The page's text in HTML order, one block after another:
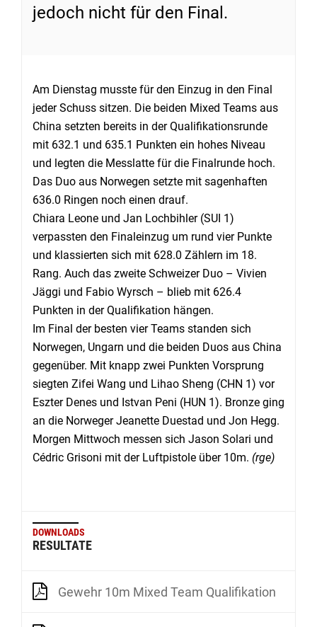
jedoch nicht für den Final.
Am Dienstag musste für den Einzug in den Final
jeder Schuss sitzen. Die beiden Mixed Teams aus
China setzten bereits in der Qualifikationsrunde
mit 632.1 und 635.1 Punkten ein hohes Niveau
und legten die Messlatte für die Finalrunde hoch.
Das Duo aus Norwegen setzte mit sagenhaften
636.0 Ringen noch einen drauf.
Chiara Leone und Jan Lochbihler (SUI 1)
verpassten den Finaleinzug um rund vier Punkte
und klassierten sich mit 628.0 Zählern im 18.
Rang. Auch das zweite Schweizer Duo – Vivien
Jäggi und Fabio Wyrsch – blieb mit 626.4
Punkten in der Qualifikation hängen.
Im Final der besten vier Teams standen sich
Norwegen, Ungarn und die beiden Duos aus China
gegenüber. Mit knapp zwei Punkten Vorsprung
siegten Zifei Wang und Lihao Sheng (CHN 1) vor
Eszter Denes und Istvan Peni (HUN 1). Bronze ging
an die Norweger Jeanette Duestad und Jon Hegg.
Morgen Mittwoch messen sich Jason Solari und
Cédric Grisoni mit der Luftpistole über 10m. (rge)
DOWNLOADS
RESULTATE
Gewehr 10m Mixed Team Qualifikation